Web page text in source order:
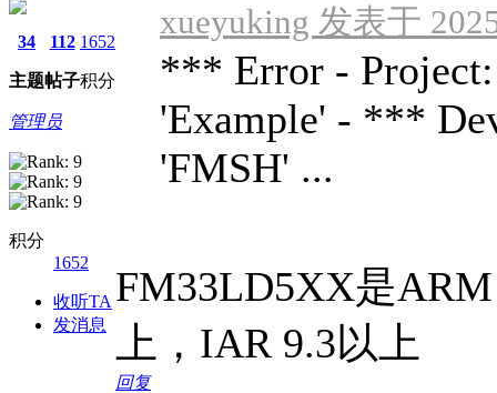
34
主题
112
帖子
1652
积分
管理员
积分
1652
收听TA
发消息
xueyuking 发表于
*** Error -
'Example' - ***
'FMSH' ...
FM33LD5XX是
上，IAR 9.3以上
回复